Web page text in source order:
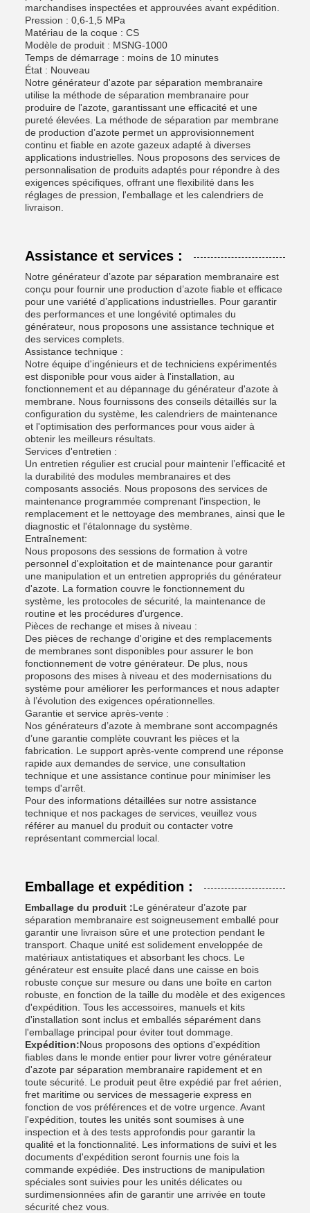
marchandises inspectées et approuvées avant expédition.
Pression : 0,6-1,5 MPa
Matériau de la coque : CS
Modèle de produit : MSNG-1000
Temps de démarrage : moins de 10 minutes
État : Nouveau
Notre générateur d'azote par séparation membranaire
utilise la méthode de séparation membranaire pour
produire de l'azote, garantissant une efficacité et une
pureté élevées. La méthode de séparation par membrane
de production d’azote permet un approvisionnement
continu et fiable en azote gazeux adapté à diverses
applications industrielles. Nous proposons des services de
personnalisation de produits adaptés pour répondre à des
exigences spécifiques, offrant une flexibilité dans les
réglages de pression, l'emballage et les calendriers de
livraison.
Assistance et services :
Notre générateur d’azote par séparation membranaire est
conçu pour fournir une production d’azote fiable et efficace
pour une variété d’applications industrielles. Pour garantir
des performances et une longévité optimales du
générateur, nous proposons une assistance technique et
des services complets.
Assistance technique :
Notre équipe d'ingénieurs et de techniciens expérimentés
est disponible pour vous aider à l'installation, au
fonctionnement et au dépannage du générateur d'azote à
membrane. Nous fournissons des conseils détaillés sur la
configuration du système, les calendriers de maintenance
et l'optimisation des performances pour vous aider à
obtenir les meilleurs résultats.
Services d'entretien :
Un entretien régulier est crucial pour maintenir l’efficacité et
la durabilité des modules membranaires et des
composants associés. Nous proposons des services de
maintenance programmée comprenant l'inspection, le
remplacement et le nettoyage des membranes, ainsi que le
diagnostic et l'étalonnage du système.
Entraînement:
Nous proposons des sessions de formation à votre
personnel d'exploitation et de maintenance pour garantir
une manipulation et un entretien appropriés du générateur
d'azote. La formation couvre le fonctionnement du
système, les protocoles de sécurité, la maintenance de
routine et les procédures d'urgence.
Pièces de rechange et mises à niveau :
Des pièces de rechange d'origine et des remplacements
de membranes sont disponibles pour assurer le bon
fonctionnement de votre générateur. De plus, nous
proposons des mises à niveau et des modernisations du
système pour améliorer les performances et nous adapter
à l’évolution des exigences opérationnelles.
Garantie et service après-vente :
Nos générateurs d’azote à membrane sont accompagnés
d’une garantie complète couvrant les pièces et la
fabrication. Le support après-vente comprend une réponse
rapide aux demandes de service, une consultation
technique et une assistance continue pour minimiser les
temps d'arrêt.
Pour des informations détaillées sur notre assistance
technique et nos packages de services, veuillez vous
référer au manuel du produit ou contacter votre
représentant commercial local.
Emballage et expédition :
Emballage du produit :Le générateur d’azote par
séparation membranaire est soigneusement emballé pour
garantir une livraison sûre et une protection pendant le
transport. Chaque unité est solidement enveloppée de
matériaux antistatiques et absorbant les chocs. Le
générateur est ensuite placé dans une caisse en bois
robuste conçue sur mesure ou dans une boîte en carton
robuste, en fonction de la taille du modèle et des exigences
d'expédition. Tous les accessoires, manuels et kits
d'installation sont inclus et emballés séparément dans
l'emballage principal pour éviter tout dommage.
Expédition:Nous proposons des options d'expédition
fiables dans le monde entier pour livrer votre générateur
d'azote par séparation membranaire rapidement et en
toute sécurité. Le produit peut être expédié par fret aérien,
fret maritime ou services de messagerie express en
fonction de vos préférences et de votre urgence. Avant
l'expédition, toutes les unités sont soumises à une
inspection et à des tests approfondis pour garantir la
qualité et la fonctionnalité. Les informations de suivi et les
documents d'expédition seront fournis une fois la
commande expédiée. Des instructions de manipulation
spéciales sont suivies pour les unités délicates ou
surdimensionnées afin de garantir une arrivée en toute
sécurité chez vous.